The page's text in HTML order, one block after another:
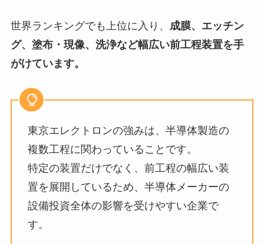
世界ランキングでも上位に入り、 成膜、エッチン
グ、塗布・現像、洗浄など幅広い前工程装置を手
がけています。
東京エレクトロンの強みは、半導体製造の
複数工程に関わっていることです。
特定の装置だけでなく、前工程の幅広い装
置を展開しているため、半導体メーカーの
設備投資全体の影響を受けやすい企業で
す。